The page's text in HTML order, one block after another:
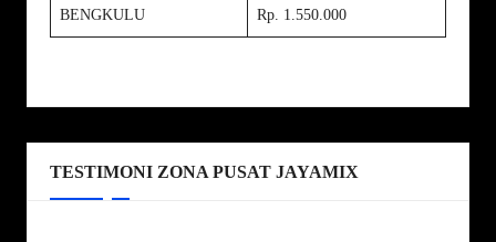
BENGKULU Rp. 1.550.000
TESTIMONI ZONA PUSAT JAYAMIX